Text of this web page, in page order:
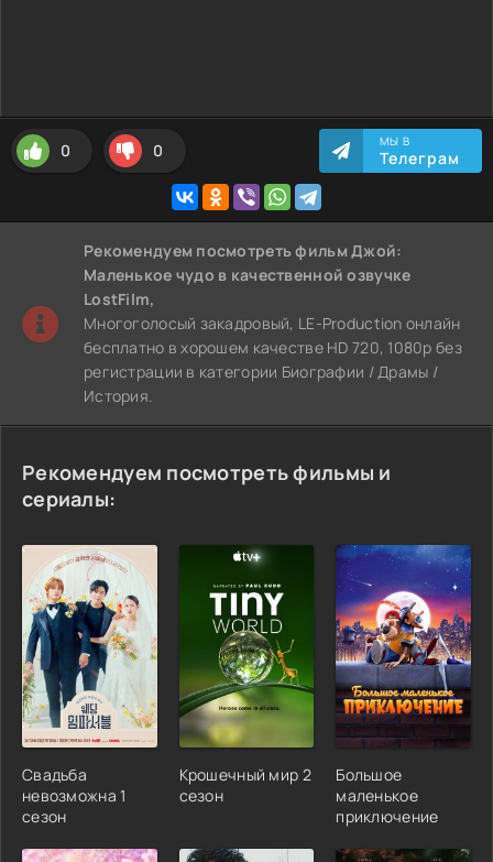
0 0 МЫ В
Телеграм
Рекомендуем посмотреть фильм Джой:
Маленькое чудо в качественной озвучке
LostFilm,
Многоголосый закадровый, LE-Production онлайн
бесплатно в хорошем качестве HD 720, 1080p без
регистрации в категории Биографии / Драмы /
История.
Рекомендуем посмотреть фильмы и
сериалы:
Свадьба
невозможна 1
сезон
Крошечный мир 2
сезон
Большое
маленькое
приключение